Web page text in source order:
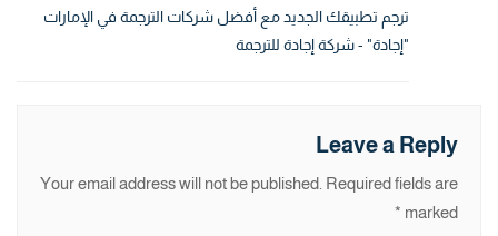
ترجم تطبيقك الجديد مع أفضل شركات الترجمة في الإمارات
"إجادة" - شركة إجادة للترجمة
Leave a Reply
Your email address will not be published. Required fields are
marked
*